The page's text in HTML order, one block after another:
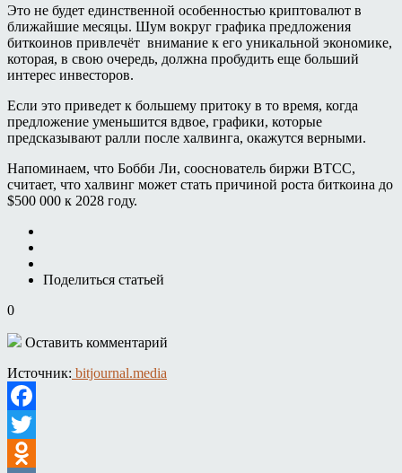
Это не будет единственной особенностью криптовалют в
ближайшие месяцы. Шум вокруг графика предложения
биткоинов привлечёт внимание к его уникальной экономике,
которая, в свою очередь, должна пробудить еще больший
интерес инвесторов.
Если это приведет к большему притоку в то время, когда
предложение уменьшится вдвое, графики, которые
предсказывают ралли после халвинга, окажутся верными.
Напоминаем, что Бобби Ли, сооснователь биржи BTCC,
считает, что халвинг может стать причиной роста биткоина до
$500 000 к 2028 году.
Поделиться статьей
0
Оставить комментарий
Источник: bitjournal.media
Facebook
Twitter